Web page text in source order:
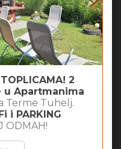
2
u Apartmanima
Terme Tuhelj.
i PARKING
ODMAH!